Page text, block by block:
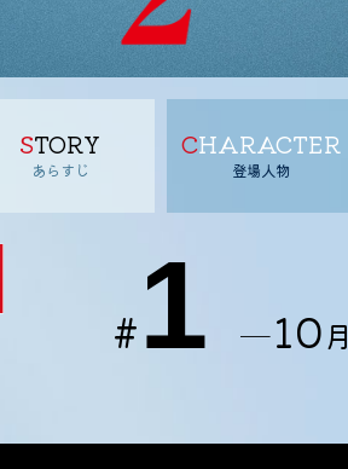
STORY
あらすじ
CHARACTER
登場人物
#1 ─10月